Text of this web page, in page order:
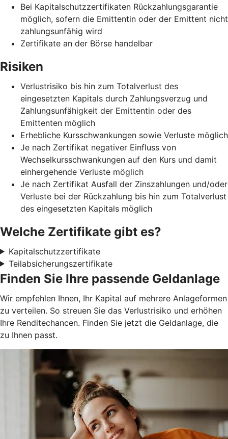
Bei Kapitalschutzzertifikaten Rückzahlungsgarantie
möglich, sofern die Emittentin oder der Emittent nicht
zahlungsunfähig wird
Zertifikate an der Börse handelbar
Risiken
Verlustrisiko bis hin zum Totalverlust des
eingesetzten Kapitals durch Zahlungsverzug und
Zahlungsunfähigkeit der Emittentin oder des
Emittenten möglich
Erhebliche Kursschwankungen sowie Verluste möglich
Je nach Zertifikat negativer Einfluss von
Wechselkursschwankungen auf den Kurs und damit
einhergehende Verluste möglich
Je nach Zertifikat Ausfall der Zinszahlungen und/oder
Verluste bei der Rückzahlung bis hin zum Totalverlust
des eingesetzten Kapitals möglich
Welche Zertifikate gibt es?
Kapitalschutzzertifikate
Teilabsicherungszertifikate
Finden Sie Ihre passende Geldanlage
Wir empfehlen Ihnen, Ihr Kapital auf mehrere Anlageformen
zu verteilen. So streuen Sie das Verlustrisiko und erhöhen
Ihre Renditechancen. Finden Sie jetzt die Geldanlage, die
zu Ihnen passt.